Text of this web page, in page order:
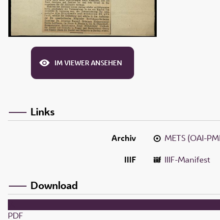
IM VIEWER ANSEHEN
Links
Archiv
METS (OAI-
IIIF
IIIF-Manifest
Download
PDF